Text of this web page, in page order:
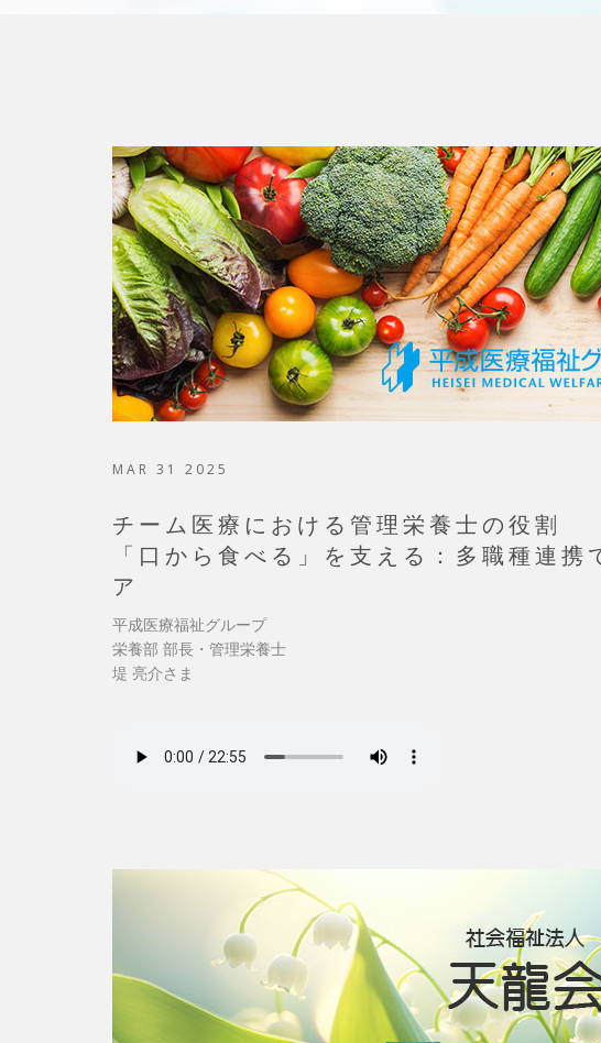
MAR 31 2025
チーム医療における管理栄養士の役割
「口から食べる」を支える：多職種連
ア
平成医療福祉グループ
栄養部 部長・管理栄養士
堤 亮介さま